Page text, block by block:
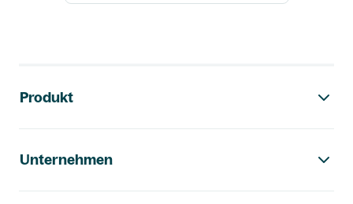
Produkt
Unternehmen